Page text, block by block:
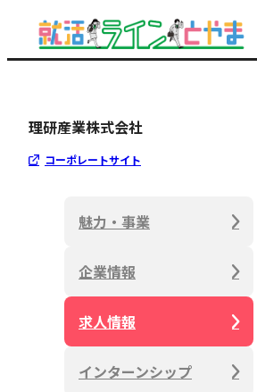
理研産業株式会社
コーポレートサイト
魅力・事業
企業情報
求人情報
インターンシップ